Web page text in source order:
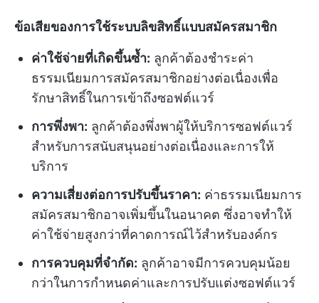
ข้อเสียของการใช้ระบบลิขสิทธิ์แบบสมัครสมาชิก
ค่าใช้จ่ายที่เกิดขึ้นซ้ำ: ลูกค้าต้องชำระค่า
ธรรมเนียมการสมัครสมาชิกอย่างต่อเนื่องเพื่อ
รักษาสิทธิ์ในการเข้าถึงซอฟต์แวร์
การพึ่งพา: ลูกค้าต้องพึ่งพาผู้ให้บริการซอฟต์แวร์
สำหรับการสนับสนุนอย่างต่อเนื่องและการให้
บริการ
ความเสี่ยงต่อการปรับขึ้นราคา: ค่าธรรมเนียมการ
สมัครสมาชิกอาจเพิ่มขึ้นในอนาคต ซึ่งอาจทำให้
ค่าใช้จ่ายสูงกว่าที่คาดการณ์ไว้สำหรับองค์กร
การควบคุมที่จำกัด: ลูกค้าอาจมีการควบคุมน้อย
กว่าในการกำหนดค่าและการปรับแต่งซอฟต์แวร์